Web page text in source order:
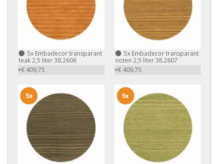
5x Embadecor transparant
teak 2,5 liter 38.2606
+€ 409,75
5xEmbadecor transparant
noten 2,5 liter 38.2607
+€ 409,75
5x 5x